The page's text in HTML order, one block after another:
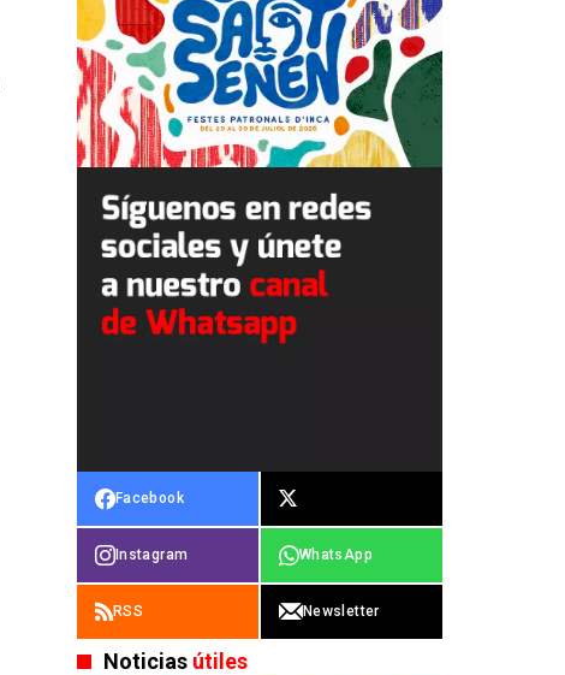
Facebook
Instagram WhatsApp
RSS Newsletter
Noticias útiles